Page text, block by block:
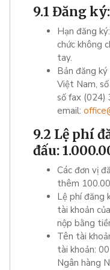
9.1 Đăng ký:
Hạn đăng
chức không
tay.
Bản đăng
Việt Nam,
số fax (024)
email:
9.2 Lệ phí
đấu:
Các đơn vị
thêm
Lệ phí đăng
tài khoản
nộp bằng
Tên tài
tài khoản:
Ngân hàng